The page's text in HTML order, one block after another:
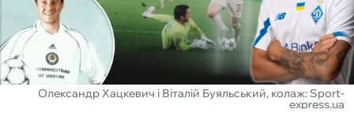
БУКМЕКЕРИ
Олександр Хацкевич і Віталій Буяльський, колаж: Sport-
express.ua